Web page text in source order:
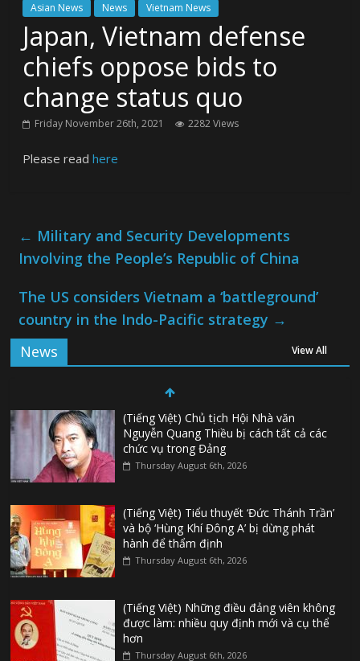
Asian News News Vietnam News
Japan, Vietnam defense
chiefs oppose bids to
change status quo
Friday November 26th, 2021 2282 Views
Please readhere
← Military and Security Developments
Involving the People’s Republic of China
The US considers Vietnam a ‘battleground’
country in the Indo-Pacific strategy →
News
View All
(Tiếng Việt) Chủ tịch Hội Nhà văn
Nguyễn Quang Thiều bị cách tất cả các
chức vụ trong Đảng
Thursday August 6th, 2026
(Tiếng Việt) Tiểu thuyết ‘Đức Thánh Trần’
và bộ ‘Hùng Khí Đông A’ bị dừng phát
hành để thẩm định
Thursday August 6th, 2026
(Tiếng Việt) Những điều đảng viên không
được làm: nhiều quy định mới và cụ thể
hơn
Thursday August 6th, 2026